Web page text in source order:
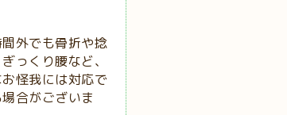
外でも骨折や捻
っくり腰など、
怪我には対応で
合がございま